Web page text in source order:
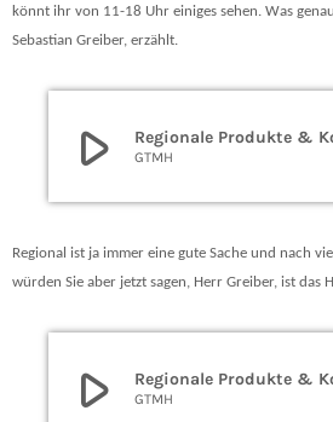
könnt ihr von 11-18 Uhr einiges sehen. Was
Sebastian Greiber, erzählt.
play_arrow GTMH
Regional ist ja immer eine gute Sache und nach
würden Sie aber jetzt sagen, Herr Greiber, ist das
play_arrow GTMH